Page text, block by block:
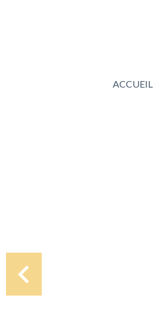
ACCUEIL